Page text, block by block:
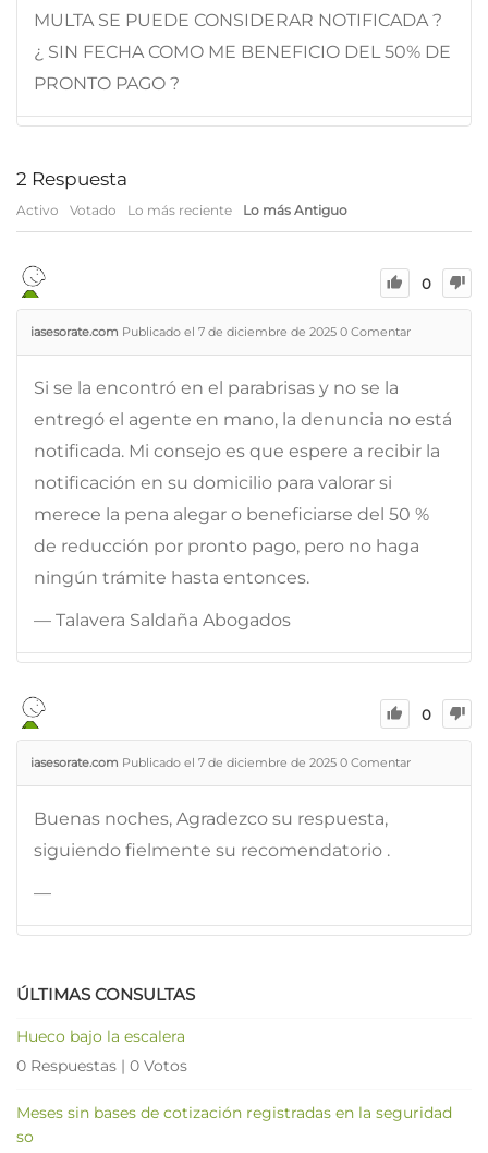
MULTA SE PUEDE CONSIDERAR NOTIFICADA ?
¿ SIN FECHA COMO ME BENEFICIO DEL 50% DE
PRONTO PAGO ?
2 Respuesta
Activo Votado Lo más reciente Lo más Antiguo
0
iasesorate.com Publicado el 7 de diciembre de 2025 0 Comentar
Si se la encontró en el parabrisas y no se la
entregó el agente en mano, la denuncia no está
notificada. Mi consejo es que espere a recibir la
notificación en su domicilio para valorar si
merece la pena alegar o beneficiarse del 50 %
de reducción por pronto pago, pero no haga
ningún trámite hasta entonces.
— Talavera Saldaña Abogados
0
iasesorate.com Publicado el 7 de diciembre de 2025 0 Comentar
Buenas noches, Agradezco su respuesta,
siguiendo fielmente su recomendatorio .
—
ÚLTIMAS CONSULTAS
Hueco bajo la escalera
0 Respuestas | 0 Votos
Meses sin bases de cotización registradas en la seguridad
so